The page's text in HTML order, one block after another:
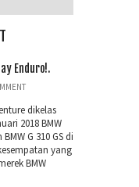
Enduro!.
dikelas
2018 BMW
G 310 GS di
yang
BMW